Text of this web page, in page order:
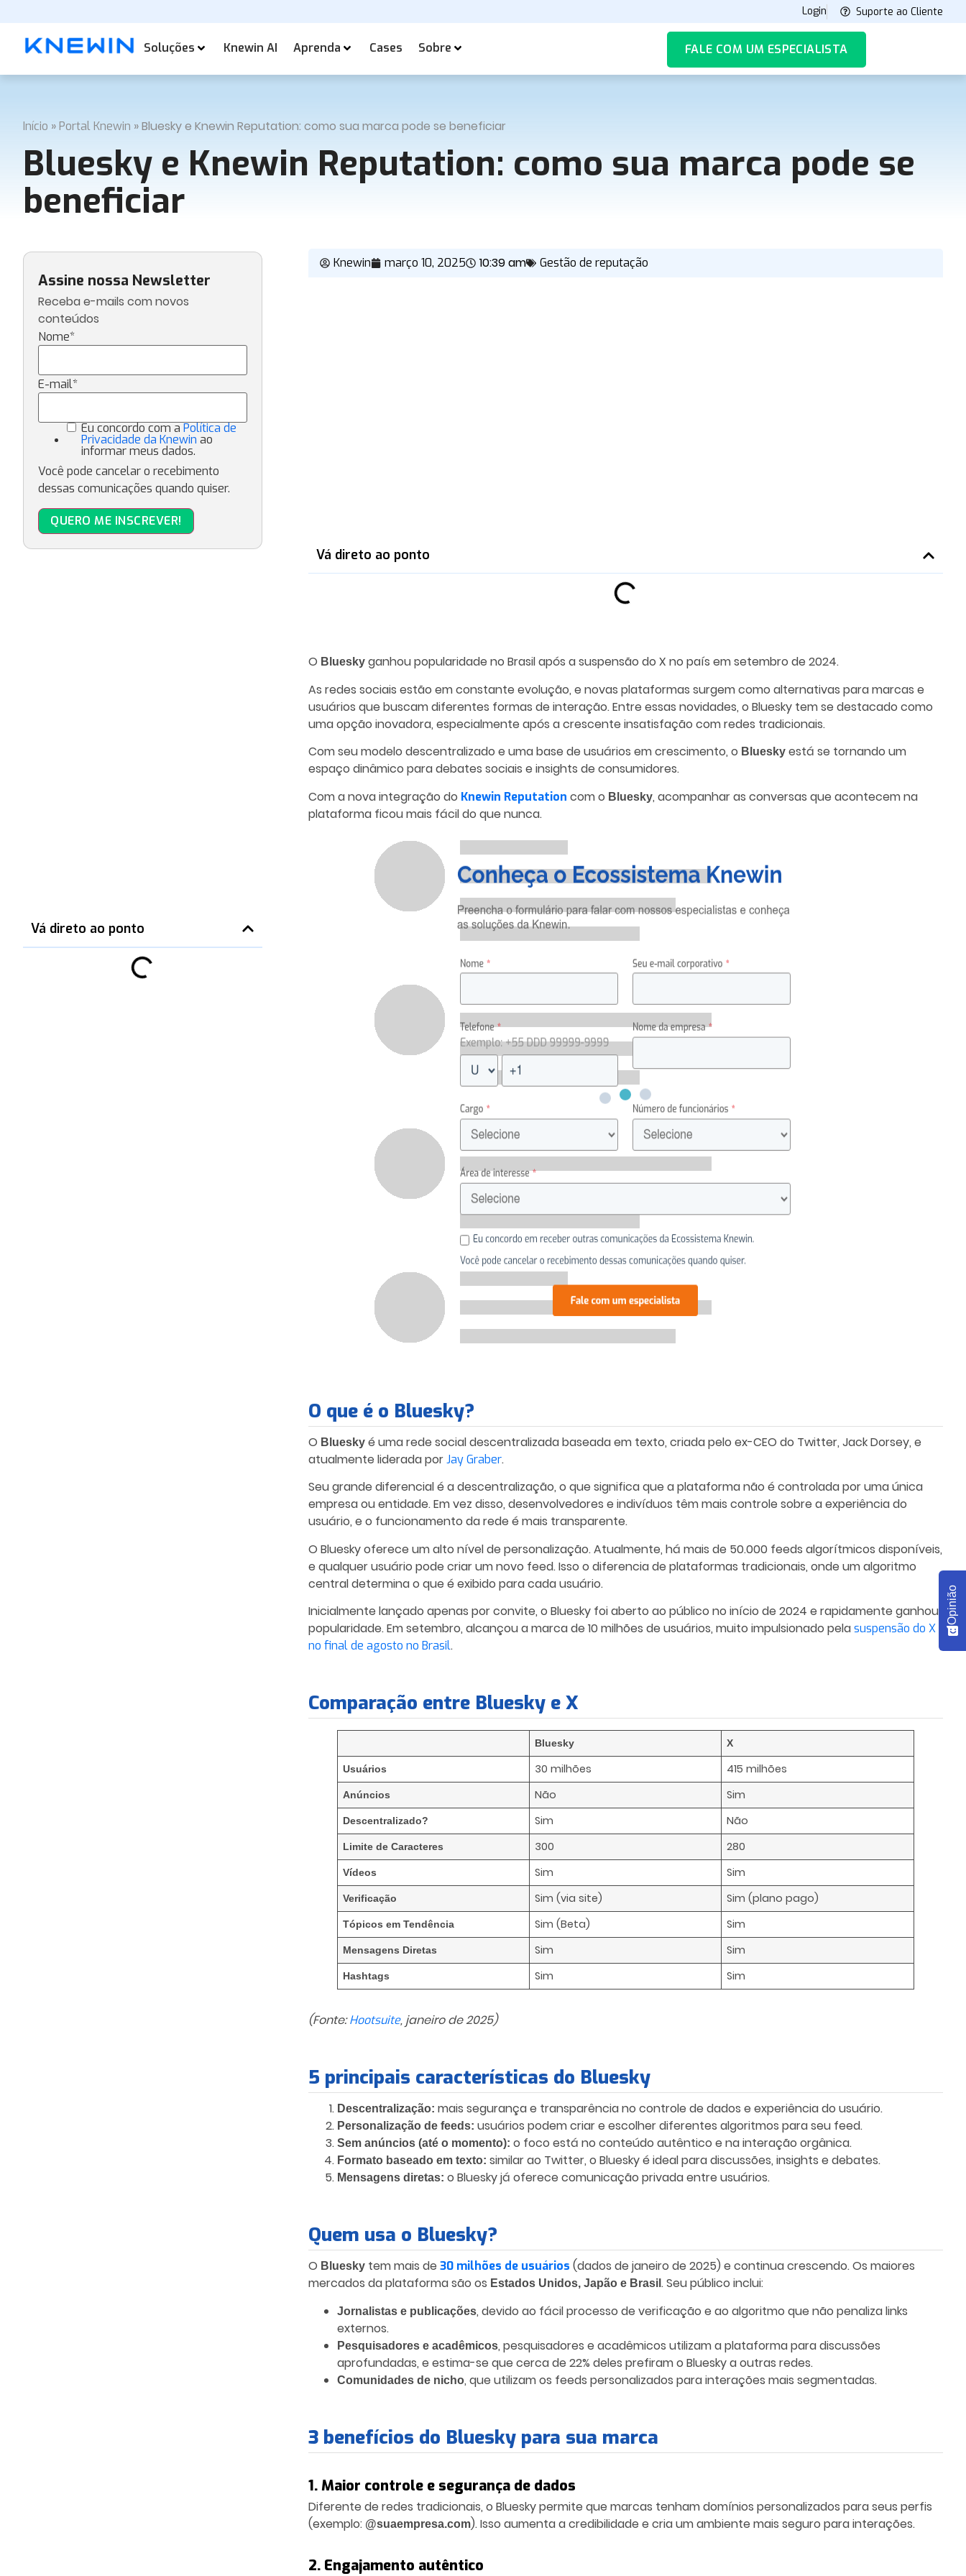
Login Suporte ao Cliente
Soluções Knewin AI Aprenda Cases Sobre FALE COM UM ESPECIALISTA
Início »Portal Knewin »Bluesky e Knewin Reputation: como sua marca pode se beneficiar
Bluesky e Knewin Reputation: como sua marca pode se
beneficiar
Assine nossa Newsletter
Receba e-mails com novos
conteúdos
Nome*
E-mail*
Eu concordo com a Política de
Privacidade da Knewin ao
informar meus dados.
Você pode cancelar o recebimento
dessas comunicações quando quiser.
Vá direto ao ponto
Knewin março 10, 2025 10:39 am Gestão de reputação
Vá direto ao ponto
O Blueskyganhou popularidade no Brasil após a suspensão do X no país em setembro de 2024.
As redes sociais estão em constante evolução, e novas plataformas surgem como alternativas para marcas e
usuários que buscam diferentes formas de interação. Entre essas novidades, o Bluesky tem se destacado como
uma opção inovadora, especialmente após a crescente insatisfação com redes tradicionais.
Com seu modelo descentralizado e uma base de usuários em crescimento, o Blueskyestá se tornando um
espaço dinâmico para debates sociais e insights de consumidores.
Com a nova integração do Knewin Reputation com o Bluesky, acompanhar as conversas que acontecem na
plataforma ficou mais fácil do que nunca.
O que é o Bluesky?
O Blueskyé uma rede social descentralizada baseada em texto, criada pelo ex-CEO do Twitter, Jack Dorsey, e
atualmente liderada porJay Graber.
Seu grande diferencial é a descentralização, o que significa que a plataforma não é controlada por uma única
empresa ou entidade. Em vez disso, desenvolvedores e indivíduos têm mais controle sobre a experiência do
usuário, e o funcionamento da rede é mais transparente.
O Bluesky oferece um alto nível de personalização. Atualmente, há mais de 50.000 feeds algorítmicos disponíveis,
e qualquer usuário pode criar um novo feed. Isso o diferencia de plataformas tradicionais, onde um algoritmo
central determina o que é exibido para cada usuário.
Inicialmente lançado apenas por convite, o Bluesky foi aberto ao público no início de 2024 e rapidamente ganhou
popularidade. Em setembro, alcançou a marca de 10 milhões de usuários, muito impulsionado pelasuspensão do X
no final de agosto no Brasil.
Comparação entre Bluesky e X
Bluesky X
Usuários 30 milhões 415 milhões
Anúncios Não Sim
Descentralizado? Sim Não
Limite de Caracteres 300 280
Vídeos Sim Sim
Verificação Sim (via site) Sim (plano pago)
Tópicos em Tendência Sim (Beta) Sim
Mensagens Diretas Sim Sim
Hashtags Sim Sim
(Fonte:Hootsuite, janeiro de 2025)
5 principais características do Bluesky
Descentralização: mais segurança e transparência no controle de dados e experiência do usuário.
Personalização de feeds: usuários podem criar e escolher diferentes algoritmos para seu feed.
Sem anúncios (até o momento): o foco está no conteúdo autêntico e na interação orgânica.
Formato baseado em texto: similar ao Twitter, o Bluesky é ideal para discussões, insights e debates.
Mensagens diretas: o Bluesky já oferece comunicação privada entre usuários.
Quem usa o Bluesky?
O Blueskytem mais de 30 milhões de usuários (dados de janeiro de 2025) e continua crescendo. Os maiores
mercados da plataforma são os Estados Unidos, Japão e Brasil . Seu público inclui:
Jornalistas e publicações, devido ao fácil processo de verificação e ao algoritmo que não penaliza links
externos.
Pesquisadores e acadêmicos, pesquisadores e acadêmicos utilizam a plataforma para discussões
aprofundadas, e estima-se que cerca de 22% deles prefiram o Bluesky a outras redes.
Comunidades de nicho, que utilizam os feeds personalizados para interações mais segmentadas.
3 benefícios do Bluesky para sua marca
1. Maior controle e segurança de dados
Diferente de redes tradicionais, o Bluesky permite que marcas tenham domínios personalizados para seus perfis
(exemplo: @suaempresa.com). Isso aumenta a credibilidade e cria um ambiente mais seguro para interações.
2. Engajamento autêntico
Opinião